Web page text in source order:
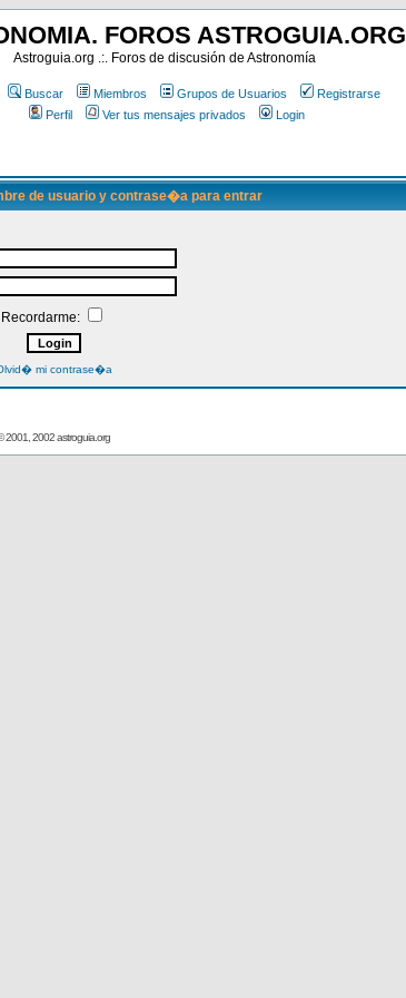
FOROS ASTROGUIA.ORG
Astroguia.org .:. Foros de discusión de Astronomía
Buscar Miembros Grupos de Usuarios
Registrarse
Perfil
Ver tus mensajes privados Login
de usuario y contrase�a para entrar
Recordarme:
mi contrase�a
2001, 2002 astroguia.org